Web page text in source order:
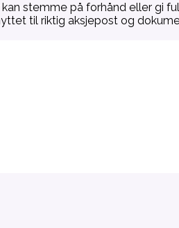
stemme på forhånd eller gi
til riktig aksjepost og